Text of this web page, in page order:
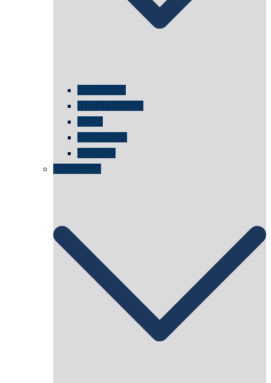
kölner oper
WDR Filmhaus
Wege
Strandhaus
unORTE
art cologne